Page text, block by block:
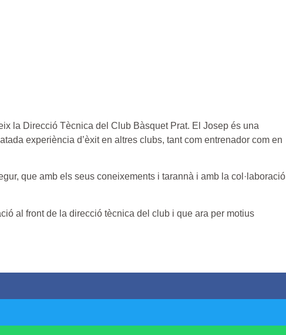
la Direcció Tècnica del Club Bàsquet Prat. El Josep és una
experiència d’èxit en altres clubs, tant com entrenador com en
que amb els seus coneixements i tarannà i amb la col·laboració
al front de la direcció tècnica del club i que ara per motius